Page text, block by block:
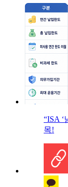
“ISA
목!